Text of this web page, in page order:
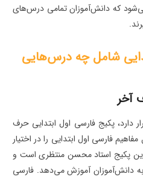
که دانش‌آموزان تمامی درس‌های
شامل چه درس‌هایی
دارد، پکیج فارسی اول ابتدایی حرف
فارسی اول ابتدایی را در اختیار
پکیج استاد محسن منتظری است و
دانش‌آموزان آموزش می‌دهد. فارسی